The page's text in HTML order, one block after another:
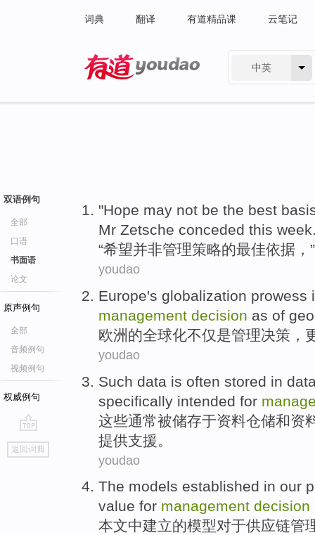
词典 翻译 有道精品课 云笔记
中英
双语例句
全部
口语
书面语
论文
原声例句
全部
音频例句
视频例句
权威例句
go
top
返回词典
"Hope may not be the best
Mr Zetsche conceded this
“希望并非管理策略的最佳依据 ，”
youdao
Europe's globalization prowess
management decision as of
欧洲 的全球化不仅是管理决策 ，
youdao
Such data is often stored in
specifically intended for
这些通常被储存于资料仓储和资
提供支援 。
youdao
The models established in our
value for management decision
本文中建立的模型对于供应链管